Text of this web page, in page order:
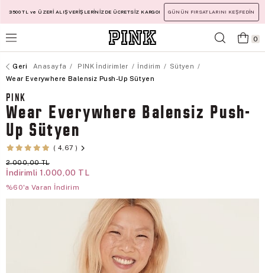
3500 TL ve ÜZERİ ALIŞVERİŞLERİNİZDE ÜCRETSİZ KARGO! GÜNÜN FIRSATLARINI KEŞFEDİN
0
Anasayfa PINK İndirimler İndirim
Sütyen
Wear Everywhere Balensiz Push-Up Sütyen
PINK
Wear Everywhere Balensiz Push-
Up Sütyen
4,67
2.000,00 TL
İndirimli 1.000,00 TL
%60'a Varan İndirim